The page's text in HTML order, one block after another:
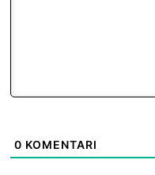
0 KOMENTARI